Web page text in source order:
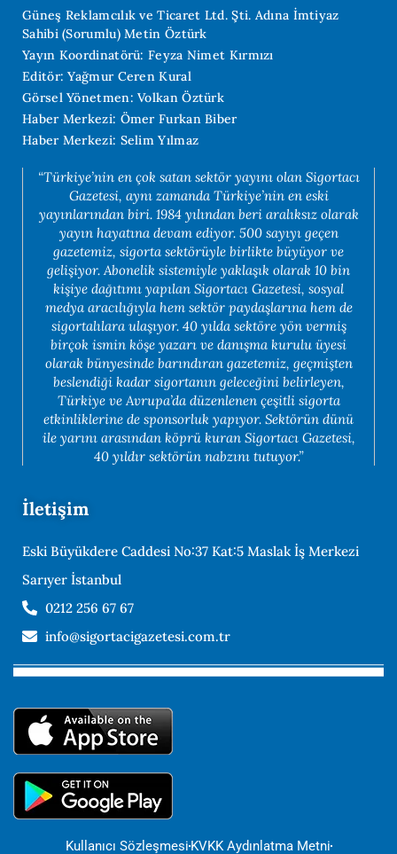
Güneş Reklamcılık ve Ticaret Ltd. Şti. Adına İmtiyaz
Sahibi (Sorumlu) Metin Öztürk
Yayın Koordinatörü: Feyza Nimet Kırmızı
Editör: Yağmur Ceren Kural
Görsel Yönetmen: Volkan Öztürk
Haber Merkezi: Ömer Furkan Biber
Haber Merkezi: Selim Yılmaz
“Türkiye’nin en çok satan sektör yayını olan Sigortacı
Gazetesi, aynı zamanda Türkiye’nin en eski
yayınlarından biri. 1984 yılından beri aralıksız olarak
yayın hayatına devam ediyor. 500 sayıyı geçen
gazetemiz, sigorta sektörüyle birlikte büyüyor ve
gelişiyor. Abonelik sistemiyle yaklaşık olarak 10 bin
kişiye dağıtımı yapılan Sigortacı Gazetesi, sosyal
medya aracılığıyla hem sektör paydaşlarına hem de
sigortalılara ulaşıyor. 40 yılda sektöre yön vermiş
birçok ismin köşe yazarı ve danışma kurulu üyesi
olarak bünyesinde barındıran gazetemiz, geçmişten
beslendiği kadar sigortanın geleceğini belirleyen,
Türkiye ve Avrupa’da düzenlenen çeşitli sigorta
etkinliklerine de sponsorluk yapıyor. Sektörün dünü
ile yarını arasından köprü kuran Sigortacı Gazetesi,
40 yıldır sektörün nabzını tutuyor.”
İletişim
Eski Büyükdere Caddesi No:37 Kat:5 Maslak İş Merkezi
Sarıyer İstanbul
0212 256 67 67
info@sigortacigazetesi.com.tr
Kullanıcı SözleşmesiKVKK Aydınlatma Metni